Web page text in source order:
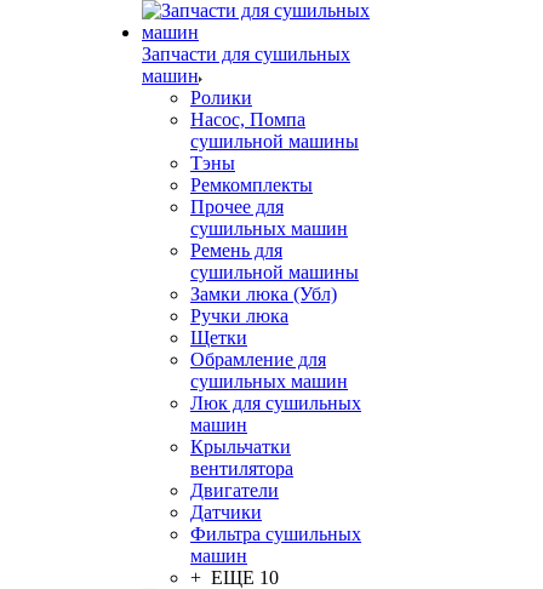
Запчасти для сушильных
машин
Ролики
Насос, Помпа
сушильной машины
Тэны
Ремкомплекты
Прочее для
сушильных машин
Ремень для
сушильной машины
Замки люка (Убл)
Ручки люка
Щетки
Обрамление для
сушильных машин
Люк для сушильных
машин
Крыльчатки
вентилятора
Двигатели
Датчики
Фильтра сушильных
машин
+ ЕЩЕ 10